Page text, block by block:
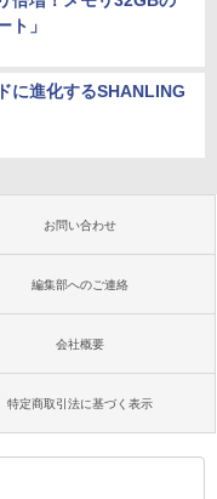
ト」
に進化するSHANLING
お問い合わせ
編集部へのご連絡
会社概要
特定商取引法に基づく表示